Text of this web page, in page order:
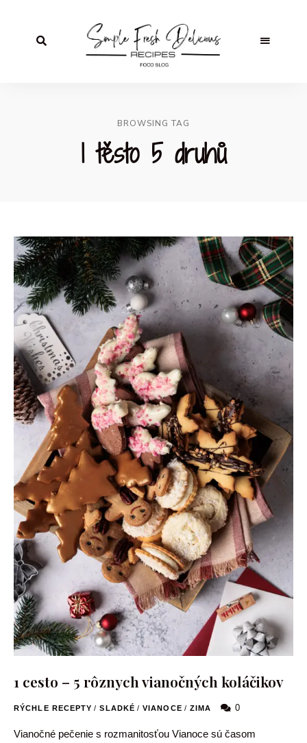
BROWSING TAG
1 těsto 5 druhů
1 cesto – 5 rôznych vianočných koláčikov
RÝCHLE RECEPTY / SLADKÉ / VIANOCE / ZIMA 0
Vianočné pečenie s rozmanitosťou Vianoce sú časom